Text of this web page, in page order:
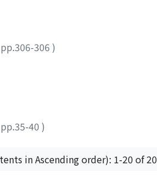
pp.306-306 )
pp.35-40 )
in Ascending order): 1-20 of 20